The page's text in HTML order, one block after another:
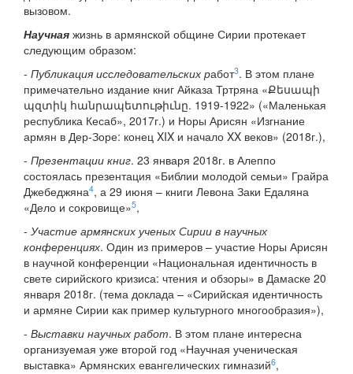
вызовом.
Научная жизнь в армянской общине Сирии протекает
следующим образом:
- Публикация исследовательских работ3. В этом плане
примечательно издание книг Айказа Тртряна «Քեսապի
պզտիկ հանրապետութիւնը. 1919-1922» («Маленькая
республика Кесаб», 2017г.) и Норы Арисян «Изгнание
армян в Дер-Зоре: конец XIX и начало XX веков» (2018г.),
- Презентации книг. 23 января 2018г. в Алеппо
состоялась презентация «Библии молодой семьи» Грайра
Джебеджяна4, а 29 июня – книги Левона Заки Едаляна
«Дело и сокровище»5,
- Участие армянских ученых Сирии в научных
конференциях. Один из примеров – участие Норы Арисян
в научной конференции «Национальная идентичность в
свете сирийского кризиса: чтения и обзоры» в Дамаске 20
января 2018г. (тема доклада – «Сирийская идентичность
и армяне Сирии как пример культурного многообразия»),
- Выставки научных работ. В этом плане интересна
организуемая уже второй год «Научная ученическая
выставка» Армянских евангелических гимназий6,